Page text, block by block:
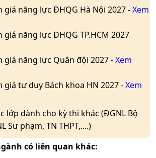
giá năng lực ĐHQG Hà Nội 2027 -Xem
giá năng lực ĐHQG TP.HCM 2027
giá năng lực Quân đội 2027 -Xem
giá tư duy Bách khoa HN 2027 -Xem
lớp dành cho kỳ thi khác (ĐGNL Bộ
Sư phạm, TN THPT,....)
có liên quan khác: